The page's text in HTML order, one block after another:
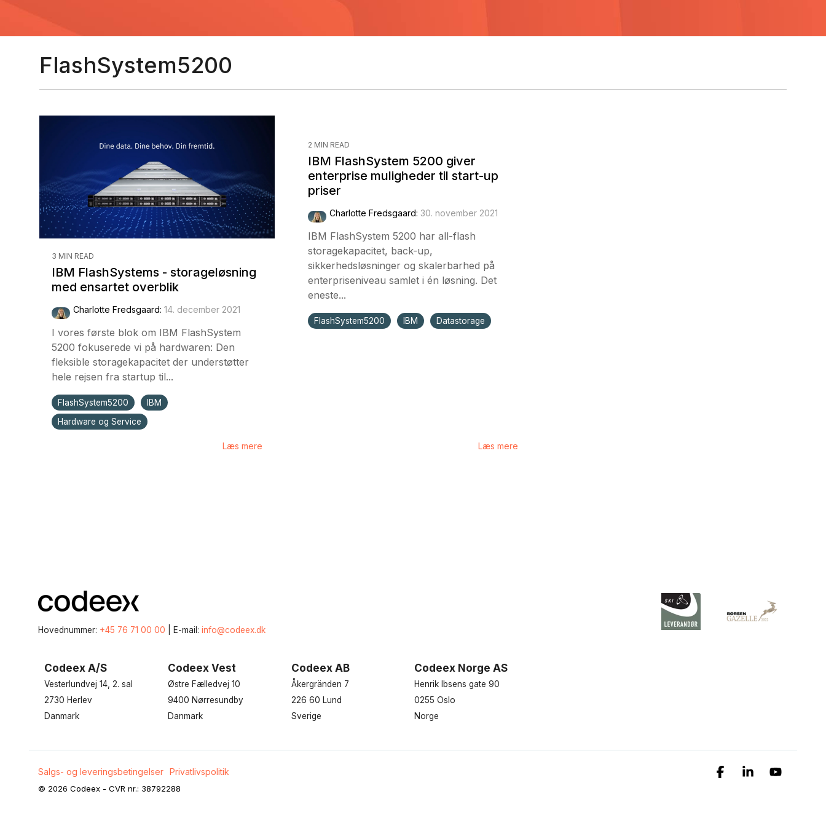
FlashSystem5200
3 MIN READ
IBM FlashSystems - storageløsning
med ensartet overblik
Charlotte Fredsgaard: 14. december 2021
I vores første blok om IBM FlashSystem
5200 fokuserede vi på hardwaren: Den
fleksible storagekapacitet der understøtter
hele rejsen fra startup til...
FlashSystem5200
IBM
Hardware og Service
Læs mere
2 MIN READ
IBM FlashSystem 5200 giver
enterprise muligheder til start-up
priser
Charlotte Fredsgaard: 30. november 2021
IBM FlashSystem 5200 har all-flash
storagekapacitet, back-up,
sikkerhedsløsninger og skalerbarhed på
enterpriseniveau samlet i én løsning. Det
eneste...
FlashSystem5200 IBM Datastorage
Læs mere
Hovednummer: +45 76 71 00 00 | E-mail: info@codeex.dk
Codeex A/S
Vesterlundvej 14, 2. sal
2730 Herlev
Danmark
Codeex Vest
Østre Fælledvej 10
9400 Nørresundby
Danmark
Codeex AB
Åkergränden 7
226 60 Lund
Sverige
Codeex Norge AS
Henrik Ibsens gate 90
0255 Oslo
Norge
Salgs- og leveringsbetingelser Privatlivspolitik
© 2026 Codeex - CVR nr.: 38792288
FacebookLinkedin